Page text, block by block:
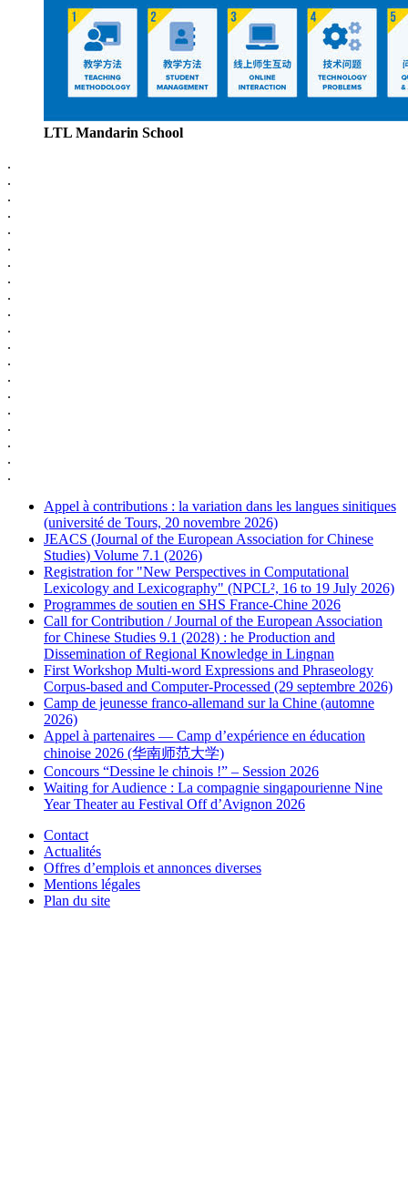
LTL Mandarin School
.
.
.
.
.
.
.
.
.
.
.
.
.
.
.
.
.
.
.
.
Appel à contributions : la variation dans les langues sinitiques
(université de Tours, 20 novembre 2026)
JEACS (Journal of the European Association for Chinese
Studies) Volume 7.1 (2026)
Registration for "New Perspectives in Computational
Lexicology and Lexicography" (NPCL², 16 to 19 July 2026)
Programmes de soutien en SHS France-Chine 2026
Call for Contribution / Journal of the European Association
for Chinese Studies 9.1 (2028) : he Production and
Dissemination of Regional Knowledge in Lingnan
First Workshop Multi-word Expressions and Phraseology
Corpus-based and Computer-Processed (29 septembre 2026)
Camp de jeunesse franco-allemand sur la Chine (automne
2026)
Appel à partenaires — Camp d’expérience en éducation
chinoise 2026 (华南师范大学)
Concours “Dessine le chinois !” – Session 2026
Waiting for Audience : La compagnie singapourienne Nine
Year Theater au Festival Off d’Avignon 2026
Contact
Actualités
Offres d’emplois et annonces diverses
Mentions légales
Plan du site